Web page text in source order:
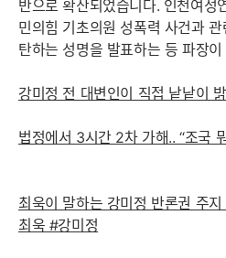
반으로 확산되었습니다. 인천여성
민의힘 기초의원 성폭력 사건과
탄하는 성명을 발표하는 등 파장
강미정 전 대변인이 직접 낱낱이
법정에서 3시간 2차 가해.. “조국
최욱이 말하는 강미정 반론권 주
최욱 #강미정